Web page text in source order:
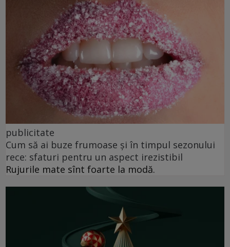
publicitate
Cum să ai buze frumoase şi în timpul sezonului
rece: sfaturi pentru un aspect irezistibil
Rujurile mate sînt foarte la modă.